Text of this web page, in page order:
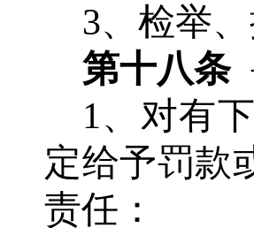
3、检举
第十八条
1、对有
定给予罚款
责任：